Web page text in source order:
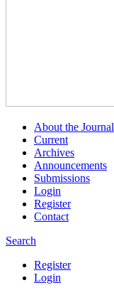
About the Journal
Current
Archives
Announcements
Submissions
Login
Register
Contact
Search
Register
Login